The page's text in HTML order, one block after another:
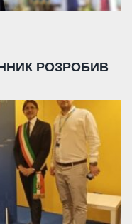
РОЗРОБИВ